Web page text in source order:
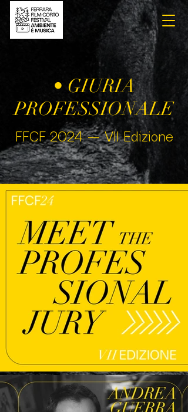
• GIURIA
PROFESSIONALE
FFCF 2024 — VII Edizione